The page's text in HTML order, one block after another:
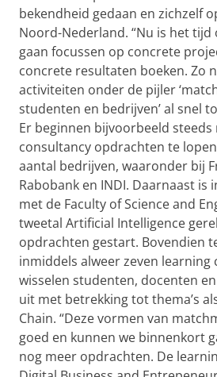
bekendheid gedaan en zichzelf
Noord-Nederland. “Nu is het
gaan focussen op concrete
concrete resultaten boeken. Zo
activiteiten onder de pijler
studenten en bedrijven’ al snel
Er beginnen bijvoorbeeld
consultancy opdrachten te
aantal bedrijven, waaronder bij
Rabobank en INDI. Daarnaast is
met de Faculty of Science and
tweetal Artificial Intelligence
opdrachten gestart. Bovendien
inmiddels alweer zeven
wisselen studenten, docenten
uit met betrekking tot thema’s
Chain. “Deze vormen van
goed en kunnen we binnenkort
nog meer opdrachten. De